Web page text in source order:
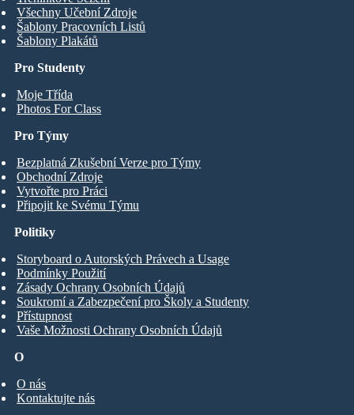
Pro Studenty
Moje Třída
Photos For Class
Všechny Učební Zdroje
Šablony Pracovních Listů
Šablony Plakátů
Pro Týmy
Bezplatná Zkušební Verze pro Týmy
Obchodní Zdroje
Vytvořte pro Práci
Připojit ke Svému Týmu
O
O nás
Kontaktujte nás
Politiky
Storyboard o Autorských Právech a Usage
Podmínky Použití
Zásady Ochrany Osobních Údajů
Soukromí a Zabezpečení pro Školy a Studenty
Přístupnost
Vaše Možnosti Ochrany Osobních Údajů